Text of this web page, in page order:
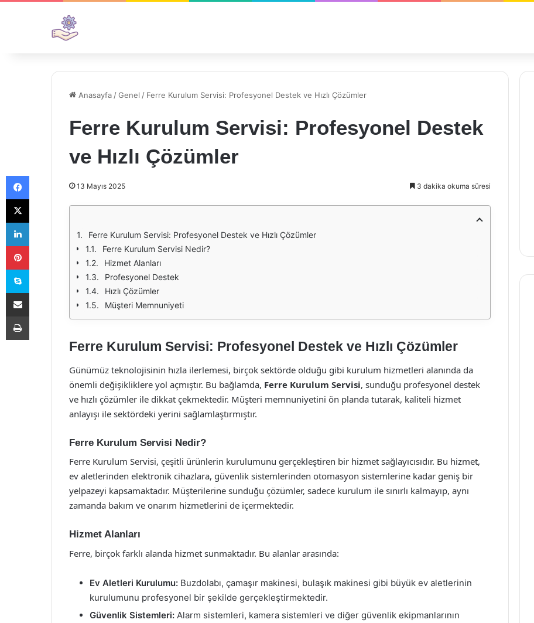
Anasayfa /Genel / Ferre Kurulum Servisi: Profesyonel Destek ve Hızlı Çözümler
Ferre Kurulum Servisi: Profesyonel Destek
ve Hızlı Çözümler
13 Mayıs 2025 3 dakika okuma süresi
Ferre Kurulum Servisi: Profesyonel Destek ve Hızlı Çözümler
Ferre Kurulum Servisi Nedir?
Hizmet Alanları
Profesyonel Destek
Hızlı Çözümler
Müşteri Memnuniyeti
Ferre Kurulum Servisi: Profesyonel Destek ve Hızlı Çözümler
Günümüz teknolojisinin hızla ilerlemesi, birçok sektörde olduğu gibi kurulum hizmetleri alanında da
önemli değişikliklere yol açmıştır. Bu bağlamda, Ferre Kurulum Servisi, sunduğu profesyonel destek
ve hızlı çözümler ile dikkat çekmektedir. Müşteri memnuniyetini ön planda tutarak, kaliteli hizmet
anlayışı ile sektördeki yerini sağlamlaştırmıştır.
Ferre Kurulum Servisi Nedir?
Ferre Kurulum Servisi, çeşitli ürünlerin kurulumunu gerçekleştiren bir hizmet sağlayıcısıdır. Bu hizmet,
ev aletlerinden elektronik cihazlara, güvenlik sistemlerinden otomasyon sistemlerine kadar geniş bir
yelpazeyi kapsamaktadır. Müşterilerine sunduğu çözümler, sadece kurulum ile sınırlı kalmayıp, aynı
zamanda bakım ve onarım hizmetlerini de içermektedir.
Hizmet Alanları
Ferre, birçok farklı alanda hizmet sunmaktadır. Bu alanlar arasında:
Ev Aletleri Kurulumu: Buzdolabı, çamaşır makinesi, bulaşık makinesi gibi büyük ev aletlerinin
kurulumunu profesyonel bir şekilde gerçekleştirmektedir.
Güvenlik Sistemleri: Alarm sistemleri, kamera sistemleri ve diğer güvenlik ekipmanlarının
Facebook
X
LinkedIn
Pinterest
Skype
E-Posta ile paylaş